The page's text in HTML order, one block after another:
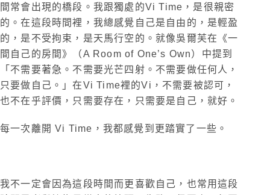
間常會出現的橋段。我跟獨處的Vi Time，是很親密
的。在這段時間裡，我總感覺自己是自由的，是輕盈
的，是不受拘束，是天馬行空的。就像吳爾芙在《一
間自己的房間》（A Room of One’s Own）中提到
「不需要著急。不需要光芒四射。不需要做任何人，
只要做自己。」在Vi Time裡的Vi，不需要被認可，
也不在乎評價，只需要存在，只需要是自己，就好。
每一次離開 Vi Time，我都感覺到更踏實了一些。
我不一定會因為這段時間而更喜歡自己，也常用這段